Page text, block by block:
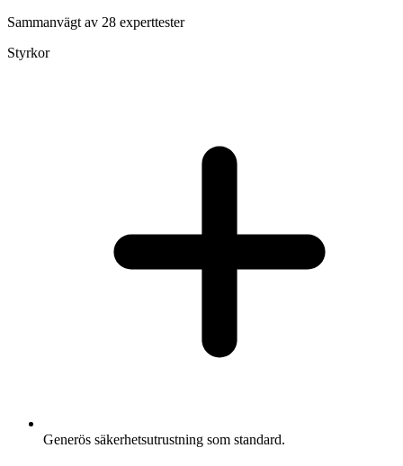
Sammanvägt av 28 experttester
Styrkor
Generös säkerhetsutrustning som standard.